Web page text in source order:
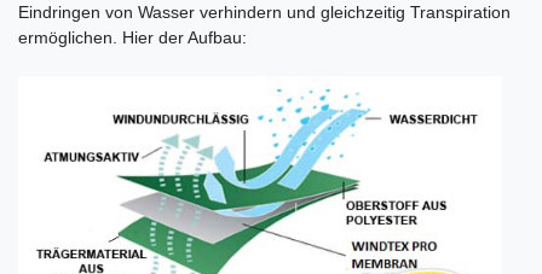
Eindringen von Wasser verhindern und gleichzeitig Transpiration
ermöglichen. Hier der Aufbau: